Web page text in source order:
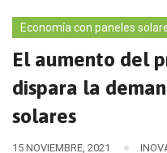
Economía con paneles
El aumento del
dispara la
solares
15 NOVIEMBRE, 2021